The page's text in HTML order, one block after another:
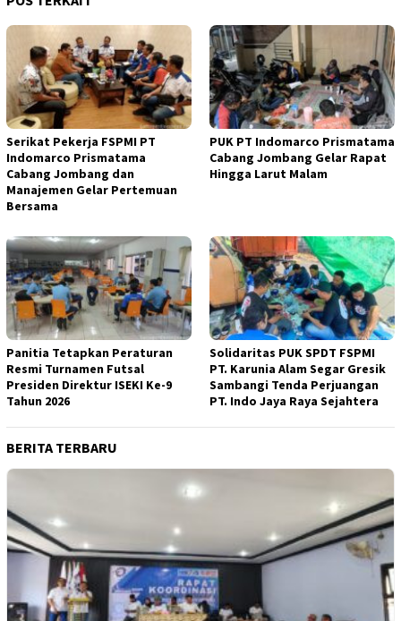
Serikat Pekerja FSPMI PT
Indomarco Prismatama
Cabang Jombang dan
Manajemen Gelar Pertemuan
Bersama
PUK PT Indomarco Prismatama
Cabang Jombang Gelar Rapat
Hingga Larut Malam
Panitia Tetapkan Peraturan
Resmi Turnamen Futsal
Presiden Direktur ISEKI Ke-9
Tahun 2026
Solidaritas PUK SPDT FSPMI
PT. Karunia Alam Segar Gresik
Sambangi Tenda Perjuangan
PT. Indo Jaya Raya Sejahtera
BERITA TERBARU